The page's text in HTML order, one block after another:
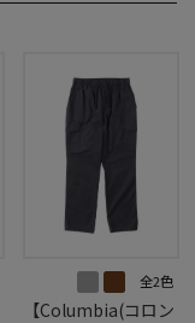
全2色
【Columbia(コロン